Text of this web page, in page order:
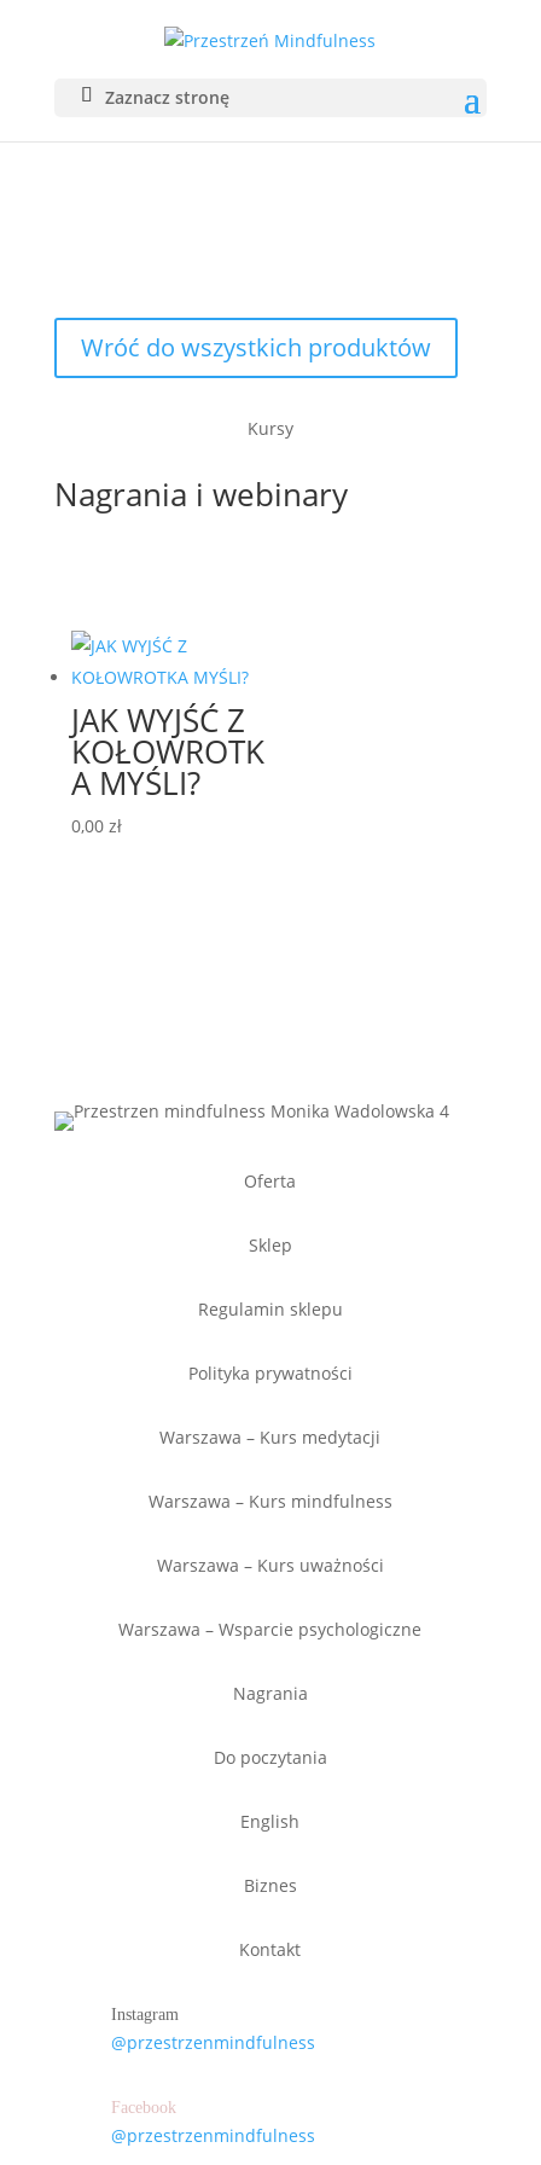
Zaznacz stronę
Wróć do wszystkich produktów
Kursy
Nagrania i webinary
JAK WYJŚĆ Z
KOŁOWROTK
A MYŚLI?
0,00 zł
Oferta
Sklep
Regulamin sklepu
Polityka prywatności
Warszawa – Kurs medytacji
Warszawa – Kurs mindfulness
Warszawa – Kurs uważności
Warszawa – Wsparcie psychologiczne
Nagrania
Do poczytania
English
Biznes
Kontakt
Instagram
@przestrzenmindfulness
Facebook
@przestrzenmindfulness